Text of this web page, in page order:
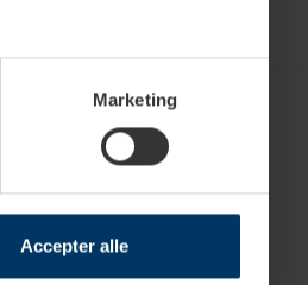
Marketing
Accepter alle